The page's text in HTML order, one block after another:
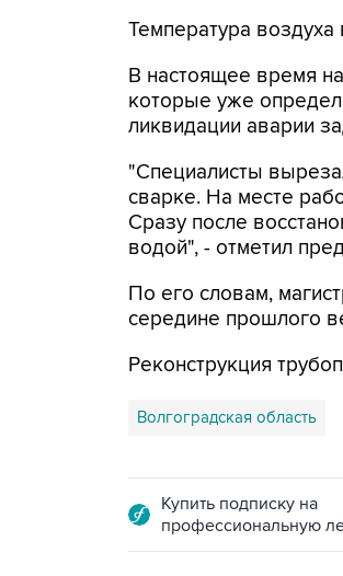
Температура
В настоящее время
которые уже
ликвидации аварии
"Специалисты
сварке. На месте
Сразу после
водой", - отметил
По его словам,
середине прошлого
Реконструкция
Волгоградская область
Купить подписку на
профессиональную